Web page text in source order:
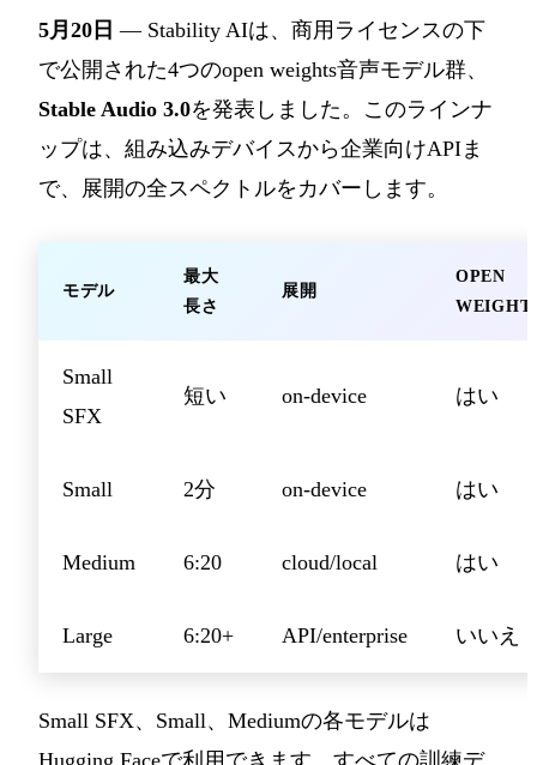
5月20日 — Stability AIは、商用ライセンスの下
で公開された4つのopen weights音声モデル群、
Stable Audio 3.0を発表しました。このラインナ
ップは、組み込みデバイスから企業向けAPIま
で、展開の全スペクトルをカバーします。
モデル
最大
長さ
展開
OPEN
Small
SFX
短い on-device はい
Small 2分 on-device はい
Medium 6:20 cloud/local はい
Large 6:20+ API/enterprise いいえ
Small SFX、Small、Mediumの各モデルは